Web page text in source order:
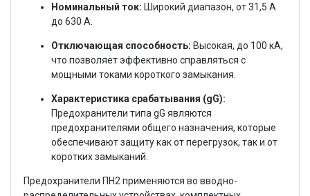
Номинальный ток: Широкий диапазон, от 31,5 А
до 630 А.
Отключающая способность: Высокая, до 100 кА,
что позволяет эффективно справляться с
мощными токами короткого замыкания.
Характеристика срабатывания (gG):
Предохранители типа gG являются
предохранителями общего назначения, которые
обеспечивают защиту как от перегрузок, так и от
коротких замыканий.
Предохранители ПН2 применяются во вводно-